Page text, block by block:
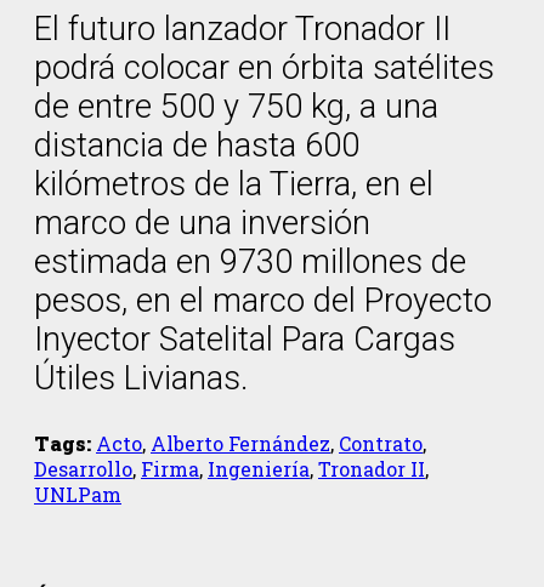
El futuro lanzador Tronador II
podrá colocar en órbita satélites
de entre 500 y 750 kg, a una
distancia de hasta 600
kilómetros de la Tierra, en el
marco de una inversión
estimada en 9730 millones de
pesos, en el marco del Proyecto
Inyector Satelital Para Cargas
Útiles Livianas.
Tags: Acto, Alberto Fernández, Contrato,
Desarrollo, Firma, Ingeniería,Tronador II,
UNLPam